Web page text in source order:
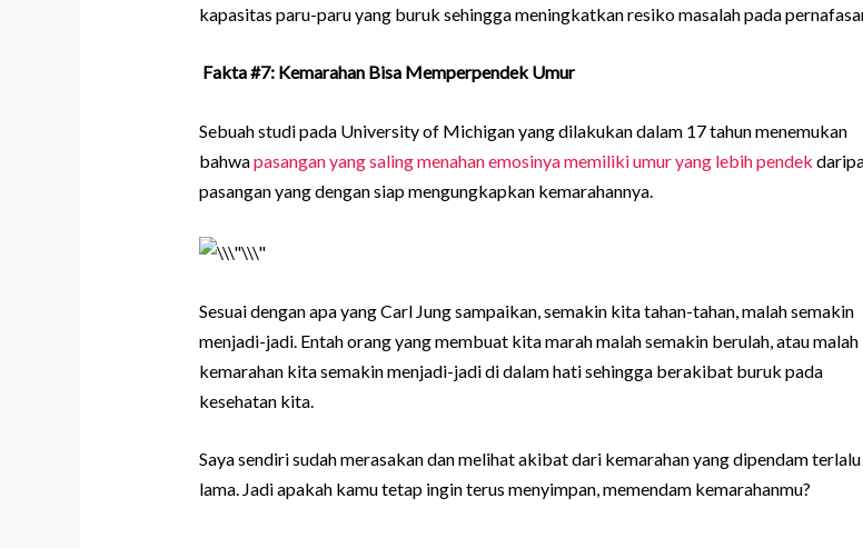
kapasitas paru-paru yang buruk sehingga meningkatkan resiko masalah pada
Fakta #7: Kemarahan Bisa Memperpendek Umur
Sebuah studi pada University of Michigan yang dilakukan dalam 17 tahun menemukan
bahwapasangan yang saling menahan emosinya memiliki umur yang lebih pendek
pasangan yang dengan siap mengungkapkan kemarahannya.
Sesuai dengan apa yang Carl Jung sampaikan, semakin kita tahan-tahan, malah semakin
menjadi-jadi. Entah orang yang membuat kita marah malah semakin berulah, atau malah
kemarahan kita semakin menjadi-jadi di dalam hati sehingga berakibat buruk pada
kesehatan kita.
Saya sendiri sudah merasakan dan melihat akibat dari kemarahan yang dipendam terlalu
lama. Jadi apakah kamu tetap ingin terus menyimpan, memendam kemarahanmu?